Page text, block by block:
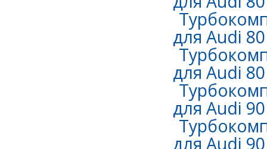
для Audi
для Audi
для Audi
для Audi